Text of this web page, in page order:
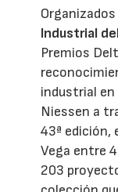
Industrial
Premios
industrial en
Niessen a
43ª edición,
Vega entre
203